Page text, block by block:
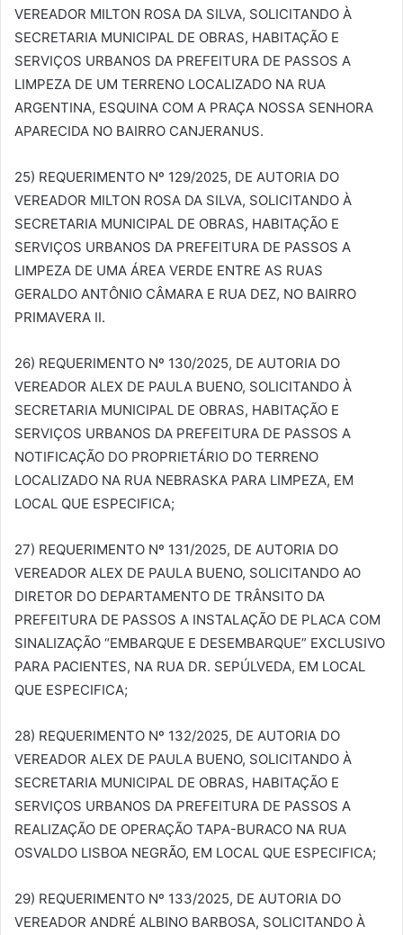
VEREADOR MILTON ROSA DA SILVA, SOLICITANDO À
SECRETARIA MUNICIPAL DE OBRAS, HABITAÇÃO E
SERVIÇOS URBANOS DA PREFEITURA DE PASSOS A
LIMPEZA DE UM TERRENO LOCALIZADO NA RUA
ARGENTINA, ESQUINA COM A PRAÇA NOSSA SENHORA
APARECIDA NO BAIRRO CANJERANUS.
25) REQUERIMENTO Nº 129/2025, DE AUTORIA DO
VEREADOR MILTON ROSA DA SILVA, SOLICITANDO À
SECRETARIA MUNICIPAL DE OBRAS, HABITAÇÃO E
SERVIÇOS URBANOS DA PREFEITURA DE PASSOS A
LIMPEZA DE UMA ÁREA VERDE ENTRE AS RUAS
GERALDO ANTÔNIO CÂMARA E RUA DEZ, NO BAIRRO
PRIMAVERA II.
26) REQUERIMENTO Nº 130/2025, DE AUTORIA DO
VEREADOR ALEX DE PAULA BUENO, SOLICITANDO À
SECRETARIA MUNICIPAL DE OBRAS, HABITAÇÃO E
SERVIÇOS URBANOS DA PREFEITURA DE PASSOS A
NOTIFICAÇÃO DO PROPRIETÁRIO DO TERRENO
LOCALIZADO NA RUA NEBRASKA PARA LIMPEZA, EM
LOCAL QUE ESPECIFICA;
27) REQUERIMENTO Nº 131/2025, DE AUTORIA DO
VEREADOR ALEX DE PAULA BUENO, SOLICITANDO AO
DIRETOR DO DEPARTAMENTO DE TRÂNSITO DA
PREFEITURA DE PASSOS A INSTALAÇÃO DE PLACA COM
SINALIZAÇÃO “EMBARQUE E DESEMBARQUE” EXCLUSIVO
PARA PACIENTES, NA RUA DR. SEPÚLVEDA, EM LOCAL
QUE ESPECIFICA;
28) REQUERIMENTO Nº 132/2025, DE AUTORIA DO
VEREADOR ALEX DE PAULA BUENO, SOLICITANDO À
SECRETARIA MUNICIPAL DE OBRAS, HABITAÇÃO E
SERVIÇOS URBANOS DA PREFEITURA DE PASSOS A
REALIZAÇÃO DE OPERAÇÃO TAPA-BURACO NA RUA
OSVALDO LISBOA NEGRÃO, EM LOCAL QUE ESPECIFICA;
29) REQUERIMENTO Nº 133/2025, DE AUTORIA DO
VEREADOR ANDRÉ ALBINO BARBOSA, SOLICITANDO À